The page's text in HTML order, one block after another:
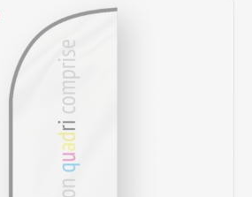
options
peuvent
être
choisies
sur
la
page
du
produit